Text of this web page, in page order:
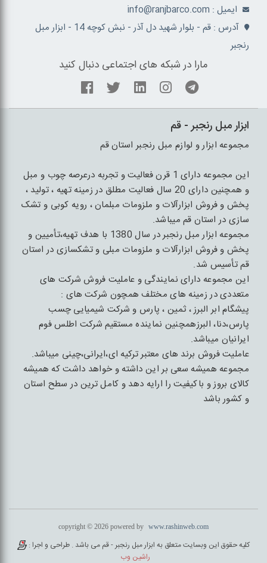
ايميل : info@ranjbarco.com
آدرس : قم - بلوار شهید دل آذر - نبش کوچه 14 - ابزار مبل
رنجبر
مارا در شبکه های اجتماعی دنبال کنید
ابزار مبل رنجبر - قم
مجموعه ابزار و لوازم مبل رنجبر استان قم
این مجموعه دارای 1 قرن فعالیت و تجربه درعرصه چوب و مبل
و همچنین دارای 20 سال فعالیت مطلق در زمینه تهیه ، تولید ،
پخش و فروش ابزارآلات و ملزومات مبلمان ، رویه کوبی و تشک
سازی در استان قم میباشد.
مجموعه ابزار مبل رنجبر در سال 1380 با هدف تهیه،تأمیین و
پخش و فروش ابزارآلات و ملزومات مبلی و تشکسازی در استان
قم تأسیس شد.
این مجموعه دارای نمایندگی و عاملیت فروش شرکت های
متعددی در زمینه های مختلف همچون شرکت های :
پیشگام ابر البرز ، ثمین ، پارس و شرکت شیمیایی چسب
پارس،دنا، البرزهمچنین نماینده مستقیم شرکت اطلس فوم
ایرانیان میباشد.
عاملیت فروش برند های معتبر ترکیه ای،ایرانی،چینی میباشد.
مجموعه همیشه سعی بر این داشته و خواهد داشت که همیشه
کالای بروز و باکیفیت را ارایه دهد و کامل ترین در سطح استان
و کشور باشد
copyright © 2026 powered by www.rashinweb.com
کلیه حقوق این وبسایت متعلق به ابزار مبل رنجبر - قم می باشد . طراحی و اجرا :
راشین وب